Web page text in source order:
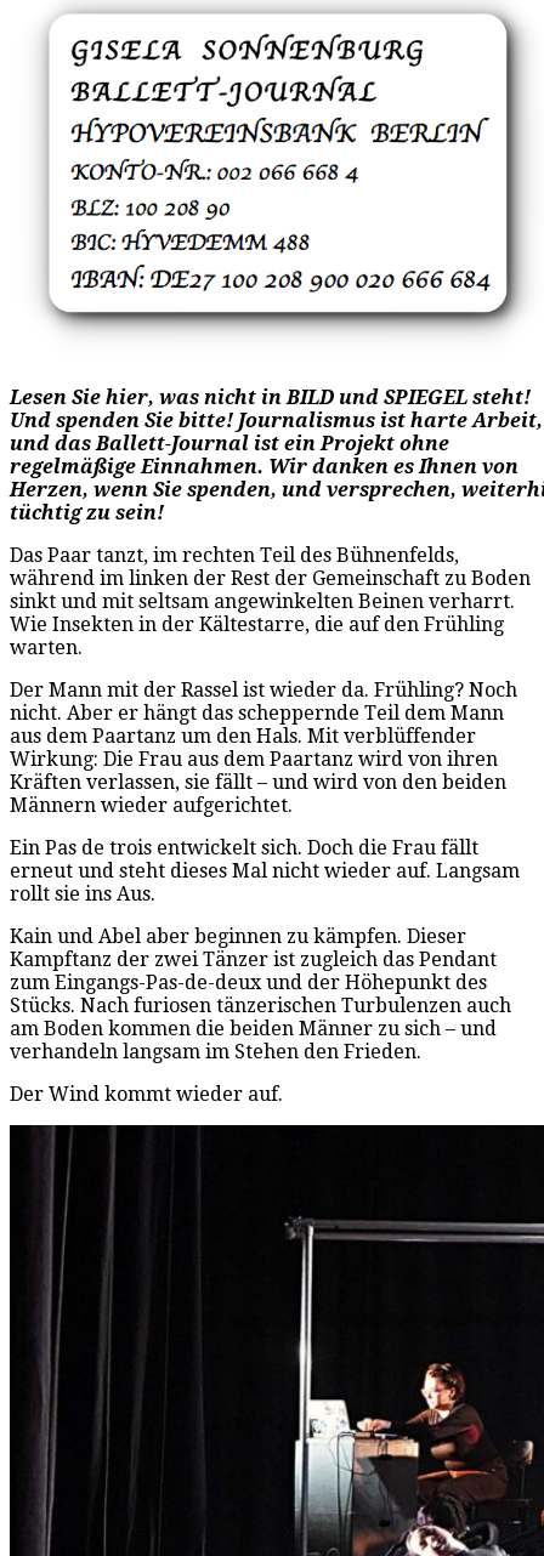
Lesen Sie hier, was nicht in BILD und SPIEGEL steht!
Und spenden Sie bitte! Journalismus ist harte Arbeit,
und das Ballett-Journal ist ein Projekt ohne
regelmäßige Einnahmen. Wir danken es Ihnen von
Herzen, wenn Sie spenden, und versprechen,
tüchtig zu sein!
Das Paar tanzt, im rechten Teil des Bühnenfelds,
während im linken der Rest der Gemeinschaft zu Boden
sinkt und mit seltsam angewinkelten Beinen verharrt.
Wie Insekten in der Kältestarre, die auf den Frühling
warten.
Der Mann mit der Rassel ist wieder da. Frühling? Noch
nicht. Aber er hängt das scheppernde Teil dem Mann
aus dem Paartanz um den Hals. Mit verblüffender
Wirkung: Die Frau aus dem Paartanz wird von ihren
Kräften verlassen, sie fällt – und wird von den beiden
Männern wieder aufgerichtet.
Ein Pas de trois entwickelt sich. Doch die Frau fällt
erneut und steht dieses Mal nicht wieder auf. Langsam
rollt sie ins Aus.
Kain und Abel aber beginnen zu kämpfen. Dieser
Kampftanz der zwei Tänzer ist zugleich das Pendant
zum Eingangs-Pas-de-deux und der Höhepunkt des
Stücks. Nach furiosen tänzerischen Turbulenzen auch
am Boden kommen die beiden Männer zu sich – und
verhandeln langsam im Stehen den Frieden.
Der Wind kommt wieder auf.